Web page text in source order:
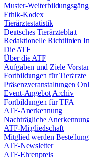
Muster-
Ethik-Kodex
Tierärztestatistik
Deutsches Tierärzteblatt
Redaktionelle Richtlinien
Die ATF
Über die ATF
Aufgaben und Ziele
Fortbildungen für Tierärzte
Präsenzveranstaltungen
Event-Angebot Archiv
Fortbildungen für TFA
ATF-Anerkennung
Nachträgliche
ATF-Mitgliedschaft
Mitglied werden
ATF-Newsletter
ATF-Ehrenpreis